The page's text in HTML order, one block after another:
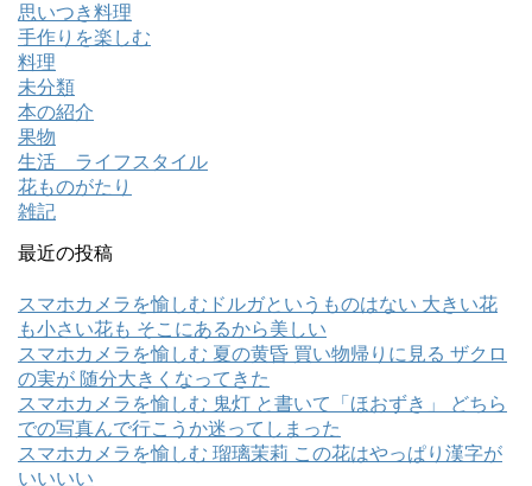
思いつき料理
手作りを楽しむ
料理
未分類
本の紹介
果物
生活 ライフスタイル
花ものがたり
雑記
最近の投稿
スマホカメラを愉しむドルガというものはない 大きい花
も小さい花も そこにあるから美しい
スマホカメラを愉しむ 夏の黄昏 買い物帰りに見る ザクロ
の実が 随分大きくなってきた
スマホカメラを愉しむ 鬼灯 と書いて「ほおずき」 どちら
での写真んで行こうか迷ってしまった
スマホカメラを愉しむ 瑠璃茉莉 この花はやっぱり漢字が
いいいい